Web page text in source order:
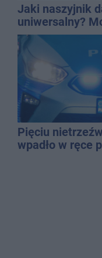
Jaki naszyjnik
uniwersalny?
wielu stylizacji
Pięciu
wpadło w ręce